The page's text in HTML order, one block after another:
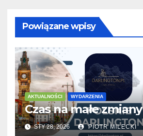
Powiązane wpisy
AKTUALNOŚCI WYDARZENIA
Czas na małe zmiany
STY 28, 2026 PIOTR MILECKI